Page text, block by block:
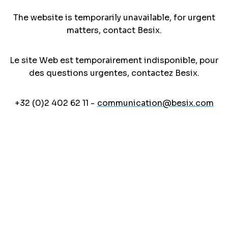
The website is temporarily unavailable, for urgent
matters, contact Besix.
Le site Web est temporairement indisponible, pour
des questions urgentes, contactez Besix.
+32 (0)2 402 62 11 - communication@besix.com